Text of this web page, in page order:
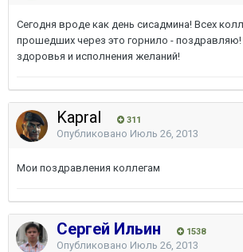
Сегодня вроде как день сисадмина! Всех
прошедших через это горнило -
здоровья и исполнения желаний!
Kapral 311
Опубликовано Июль 26, 2013
Мои поздравления коллегам
Сергей Ильин 1538
Опубликовано Июль 26, 2013